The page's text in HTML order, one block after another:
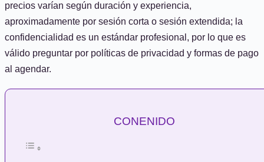
precios varían según duración y experiencia,
aproximadamente por sesión corta o sesión extendida; la
confidencialidad es un estándar profesional, por lo que es
válido preguntar por políticas de privacidad y formas de pago
al agendar.
CONENIDO